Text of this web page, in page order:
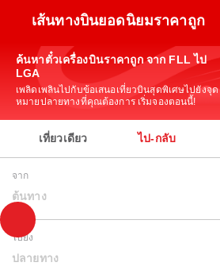
เส้นทางบินยอดนิยมราคาถูก
ค้นหาตั๋วเครื่องบินราคาถูก จาก FLL ไป
LGA
เพลิดเพลินไปกับข้อเสนอเที่ยวบินสุดพิเศษไปยังจุด
หมายปลายทางที่คุณต้องการ เริ่มจองตอนนี้!
เที่ยวเดียว ไป-กลับ
จาก
ต้นทาง
ไปยัง
ปลายทาง